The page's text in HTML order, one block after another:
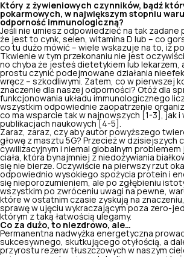
Który z żywieniowych czynników, bądź
pokarmowych, w największym stopniu
odporność immunologiczną?
Jeśli nie umiesz odpowiedzieć na tak zadane
że jest to cynk, selen, witamina D lub – co
co tu dużo mówić – wiele wskazuje na to, iż
Tkwienie w tym przekonaniu nie jest
no chyba że jesteś dietetykiem lub lekarzem,
prostu czynić podejmowane działania
wręcz – szkodliwymi. Zatem, co w pierwszej
znaczenie dla naszej odporności? Otóż dla
funkcjonowania układu immunologicznego
wszystkim odpowiednie zaopatrzenie
co ma wsparcie tak w najnowszych [1-3], jak i
publikacjach naukowych [4-5].
Zaraz, zaraz, czy aby autor powyższego
głowę z masztu 5G? Przecież w dzisiejszych
cywilizacyjnym i niemal globalnym
ciała, która bynajmniej z niedożywiania
się nie bierze. Oczywiście na pierwszy rzut
odpowiednio wysokiego spożycia protein i
się nieporozumieniem, ale po zgłębieniu
wszystkim po zwróceniu uwagi na pewne,
które w ostatnim czasie zyskują na
sprawę w ujęciu wykraczającym poza zero-
którym z taką łatwością ulegamy.
Co za dużo, to niezdrowo, ale…
Permanentna nadwyżka energetyczna
sukcesywnego, skutkującego otyłością, a
przyrostu rezerw tłuszczowych w naszym